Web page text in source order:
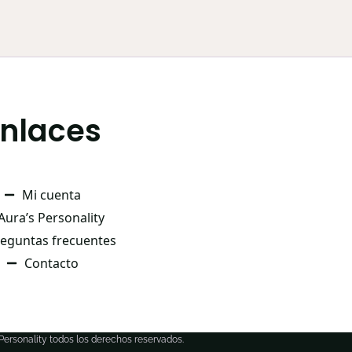
Mi cuenta
Personality
frecuentes
Contacto
todos los derechos reservados.